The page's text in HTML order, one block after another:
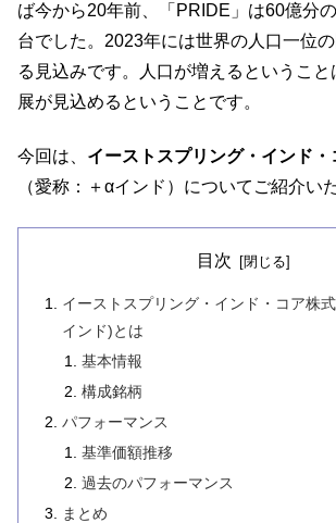
ば今から20年前、「PRIDE」は60億分
台でした。2023年には世界の人口一位
る見込みです。人口が増えるというこ
展が見込めるということです。
今回は、 イーストスプリング・インド
（愛称：＋αインド）についてご紹介い
目次
イーストスプリング・インド・コア株
インド)とは
基本情報
構成銘柄
パフォーマンス
基準価額推移
過去のパフォーマンス
まとめ